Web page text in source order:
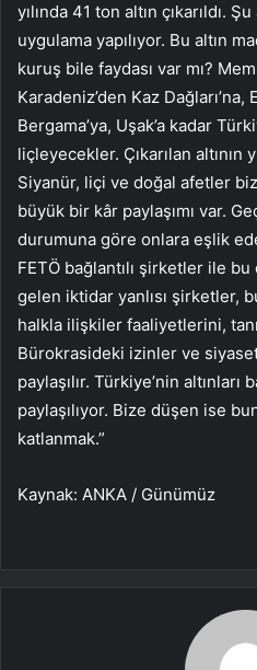
yılında 41 ton altın çıkarıldı.
uygulama yapılıyor. Bu altın
kuruş bile faydası var mı?
Karadeniz’den Kaz Dağları’na,
Bergama’ya, Uşak’a kadar
liçleyecekler. Çıkarılan altının
Siyanür, liçi ve doğal afetler
büyük bir kâr paylaşımı var.
durumuna göre onlara eşlik
FETÖ bağlantılı şirketler ile
gelen iktidar yanlısı şirketler,
halkla ilişkiler faaliyetlerini,
Bürokrasideki izinler ve
paylaşılır. Türkiye’nin altınları
paylaşılıyor. Bize düşen ise
katlanmak.”
Kaynak: ANKA / Günümüz